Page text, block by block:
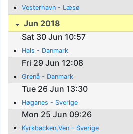
Vesterhavn - Læsø
Jun 2018
Sat 30 Jun 10:57
Hals - Danmark
Fri 29 Jun 12:08
Grenå - Danmark
Tue 26 Jun 13:30
Høganes - Sverige
Mon 25 Jun 09:26
Kyrkbacken,Ven - Sverige